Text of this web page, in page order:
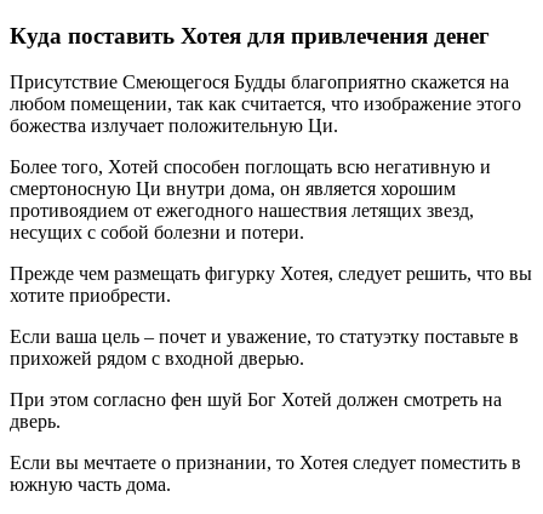
Куда поставить Хотея для привлечения денег
Присутствие Смеющегося Будды благоприятно скажется на
любом помещении, так как считается, что изображение этого
божества излучает положительную Ци.
Более того, Хотей способен поглощать всю негативную и
смертоносную Ци внутри дома, он является хорошим
противоядием от ежегодного нашествия летящих звезд,
несущих с собой болезни и потери.
Прежде чем размещать фигурку Хотея, следует решить, что вы
хотите приобрести.
Если ваша цель – почет и уважение, то статуэтку поставьте в
прихожей рядом с входной дверью.
При этом согласно фен шуй Бог Хотей должен смотреть на
дверь.
Если вы мечтаете о признании, то Хотея следует поместить в
южную часть дома.